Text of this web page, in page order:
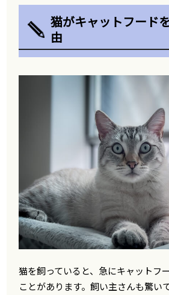
猫がキャットフード
由
猫を飼っていると、急にキャットフ
ことがあります。飼い主さんも驚い